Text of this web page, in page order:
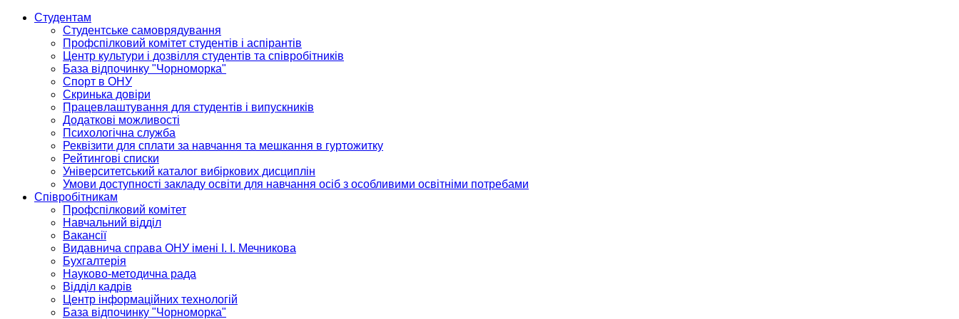
Студентам
Студентське самоврядування
Профспілковий комітет студентів і аспірантів
Центр культури і дозвілля студентів та співробітників
База відпочинку "Чорноморка"
Спорт в ОНУ
Скринька довіри
Працевлаштування для студентів і випускників
Додаткові можливості
Психологічна служба
Реквізити для сплати за навчання та мешкання в гуртожитку
Рейтингові списки
Університетський каталог вибіркових дисциплін
Умови доступності закладу освіти для навчання осіб з особливими освітніми потребами
Співробітникам
Профспілковий комітет
Навчальний відділ
Вакансії
Видавнича справа ОНУ імені І. І. Мечникова
Бухгалтерія
Науково-методична рада
Відділ кадрів
Центр інформаційних технологій
База відпочинку "Чорноморка"